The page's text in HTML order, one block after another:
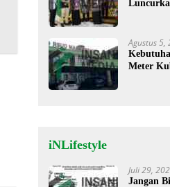
Agustus 5,
Meter
iNLifestyle
Juli 29,
Jangan